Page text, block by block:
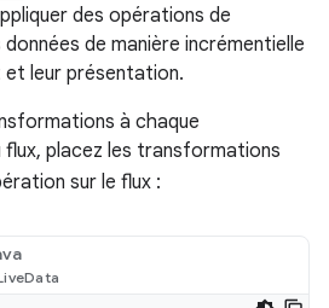
des opérations de
de manière incrémentielle
leur présentation.
à chaque
flux, placez les transformations
sur le flux :